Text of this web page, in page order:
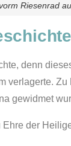
Riesenrad
denn
verlagerte.
gewidmet
der